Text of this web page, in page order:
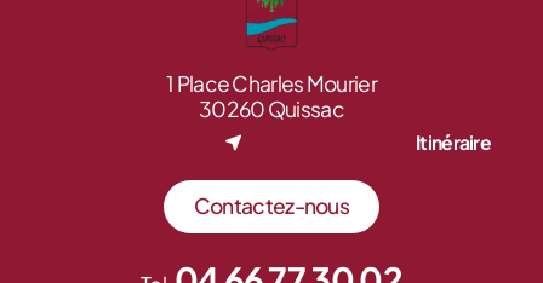
1 Place Charles Mourier
30260 Quissac
Itinéraire
Contactez-nous